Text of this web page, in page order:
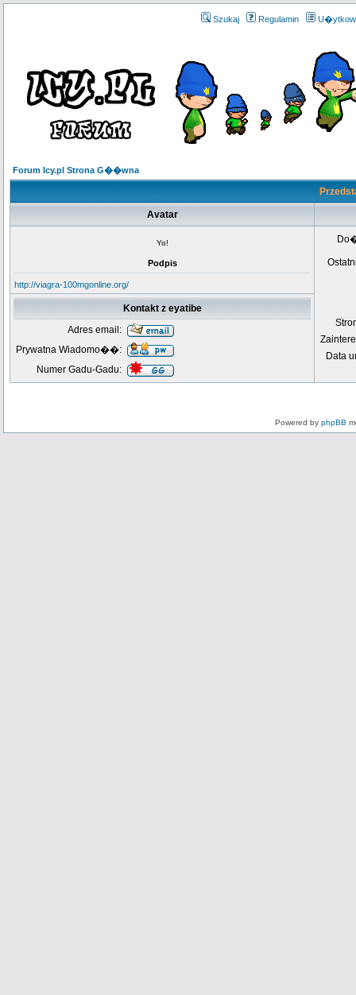
Szukaj Regulamin
Forum Icy.pl Strona G��wna
Avatar
Yo!
Podpis
http://viagra-100mgonline.org/
Data
Kontakt z eyatibe
Adres email:
Prywatna Wiadomo��:
Numer Gadu-Gadu:
Powered by phpBB